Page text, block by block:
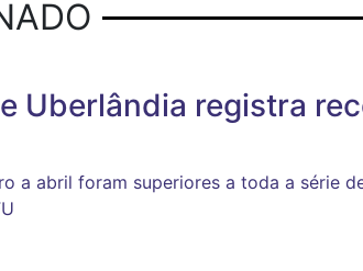
Uberlândia registra
a abril foram superiores a toda a série